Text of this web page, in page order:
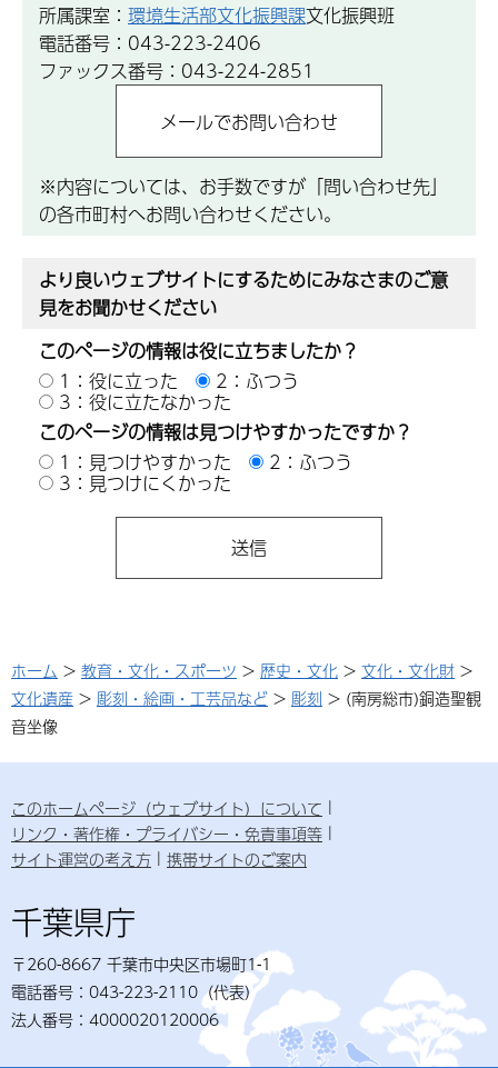
所属課室： 環境生活部文化振興課文化振興班
電話番号：043-223-2406
ファックス番号：043-224-2851
※内容については、お手数ですが「問い合わせ先」
の各市町村へお問い合わせください。
より良いウェブサイトにするためにみなさまのご意
見をお聞かせください
このページの情報は役に立ちましたか？
1：役に立った
2：ふつう
3：役に立たなかった
このページの情報は見つけやすかったですか？
1：見つけやすかった
2：ふつう
3：見つけにくかった
ホーム > 教育・文化・スポーツ > 歴史・文化 > 文化・文化財 >
文化遺産 > 彫刻・絵画・工芸品など > 彫刻 > (南房総市)銅造聖観
音坐像
このホームページ（ウェブサイト）について
リンク・著作権・プライバシー・免責事項等
サイト運営の考え方
携帯サイトのご案内
千葉県庁
〒260-8667 千葉市中央区市場町1-1
電話番号：043-223-2110（代表）
法人番号：4000020120006